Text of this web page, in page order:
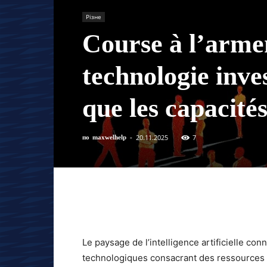
Різне
Course à
technologie
que les
по maxwelhelp - 20.11.2025 7
Le paysage de l’intelligence artificielle
technologiques consacrant des